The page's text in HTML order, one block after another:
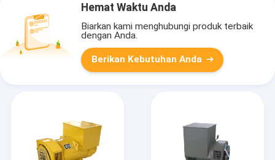
Hemat Waktu Anda
Biarkan kami menghubungi produk terbaik
dengan Anda.
Berikan Kebutuhan Anda